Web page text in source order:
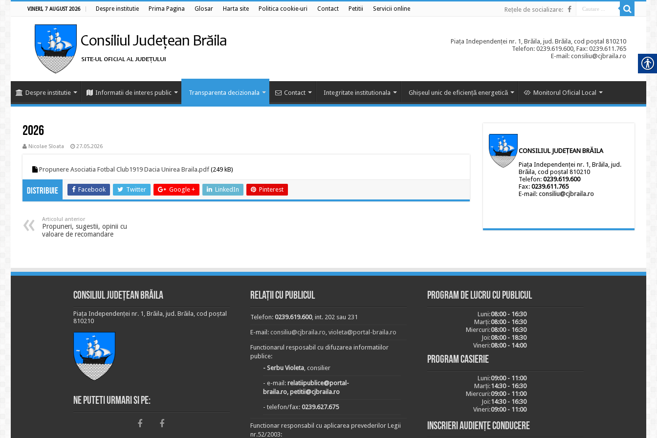
VINERI, 7 AUGUST 2026 Despre institutie Prima Pagina Glosar Harta site Politica cookie-uri Contact Petitii Servicii online Rețele de socializare:
Piața Independenței nr. 1, Brăila, jud. Brăila, cod poștal 810210
Telefon: 0239.619.600, Fax: 0239.611.765
E-mail: consiliu@cjbraila.ro
Despre institutie Informatii de interes public Transparenta decizionala Contact Integritate institutionala Ghișeul unic de eficiență energetică Monitorul Oficial Local
2026
Nicolae Sloata 27.05.2026
Propunere Asociatia Fotbal Club1919 Dacia Unirea Braila.pdf (249 kB)
Distribuie Facebook Twitter Google + LinkedIn Pinterest
Articolul anterior
Propuneri, sugestii, opinii cu
valoare de recomandare
CONSILIUL JUDEȚEAN BRĂILA
Piața Independenței nr. 1, Brăila, jud.
Brăila, cod poștal 810210
Telefon: 0239.619.600
Fax: 0239.611.765
E-mail: consiliu@cjbraila.ro
Consiliul Județean Brăila
Piața Independenței nr. 1, Brăila, jud. Brăila, cod poștal
810210
Ne puteti urmari si pe:
Relații cu publicul
Telefon: 0239.619.600, int. 202 sau 231
E-mail: consiliu@cjbraila.ro, violeta@portal-braila.ro
Functionarul resposabil cu difuzarea informatiilor
publice:
- Serbu Violeta, consilier
- e-mail: relatiipublice@portal-
braila.ro, petitii@cjbraila.ro
- telefon/fax: 0239.627.675
Functionar responsabil cu aplicarea prevederilor Legii
nr.52/2003:
Program de lucru cu publicul
Luni:08:00 - 16:30
Marți:08:00 - 16:30
Miercuri:08:00 - 16:30
Joi:08:00 - 18:30
Vineri:08:00 - 14:00
Program casierie
Luni:09:00 - 11:00
Marți:14:30 - 16:30
Miercuri:09:00 - 11:00
Joi:14:30 - 16:30
Vineri:09:00 - 11:00
Inscrieri audiențe conducere